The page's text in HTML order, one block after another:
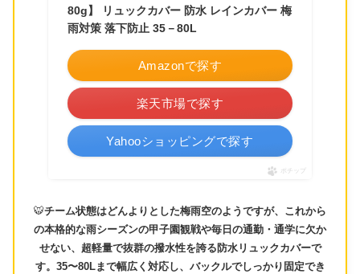
80g】 リュックカバー 防水 レインカバー 梅
雨対策 落下防止 35－80L
Amazonで探す
楽天市場で探す
Yahooショッピングで探す
ポチップ
🐯チーム状態はどんよりとした梅雨空のようですが、これから
の本格的な雨シーズンの甲子園観戦や毎日の通勤・通学に欠か
せない、超軽量で抜群の撥水性を誇る防水リュックカバーで
す。35〜80Lまで幅広く対応し、バックルでしっかり固定でき